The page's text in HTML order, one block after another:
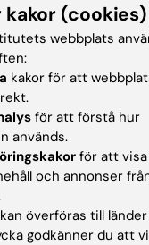
kakor (cookies)
webbplats
kakor för att
för att förstå hur
används.
för att
och annonser
överföras till länder
godkänner du att